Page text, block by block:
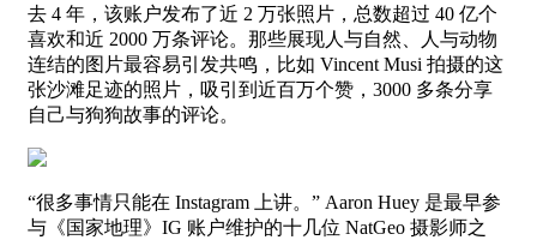
去 4 年，该账户发布了近 2 万张照片，总数超过 40 亿个
喜欢和近 2000 万条评论。那些展现人与自然、人与动物
连结的图片最容易引发共鸣，比如 Vincent Musi 拍摄的这
张沙滩足迹的照片，吸引到近百万个赞，3000 多条分享
自己与狗狗故事的评论。
“很多事情只能在 Instagram 上讲。” Aaron Huey 是最早参
与《国家地理》IG 账户维护的十几位 NatGeo 摄影师之